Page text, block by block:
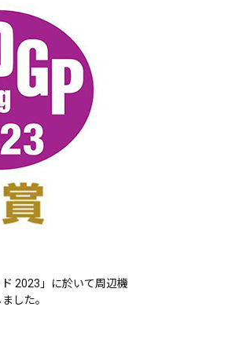
ド 2023」に於いて周辺機
した。